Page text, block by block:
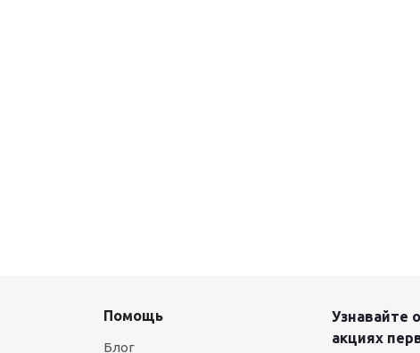
Помощь
Блог
Узнавайте
акциях